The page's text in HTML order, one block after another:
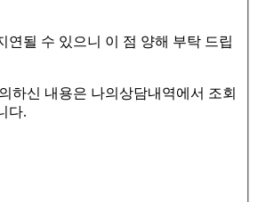
연될 수 있으니 이 점 양해 부탁 드립
하신 내용은 나의상담내역에서 조회
다.